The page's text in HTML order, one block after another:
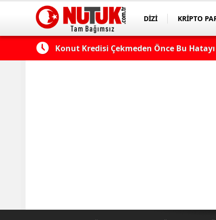
DİZİ KRİPTO
Edilmeli? Konut Kredisi Çekmeden Önce Bu